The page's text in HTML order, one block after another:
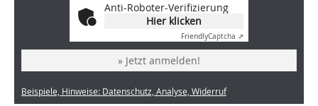
Anti-Roboter-Verifizierung
Hier klicken
FriendlyCaptcha ⇗
» Jetzt anmelden!
Beispiele, Hinweise: Datenschutz, Analyse, Widerruf